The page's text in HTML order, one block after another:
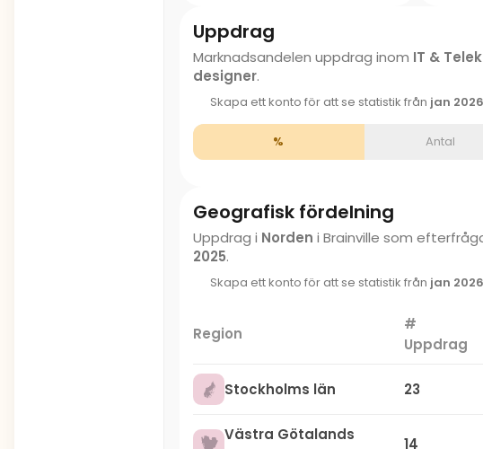
Uppdrag
Marknadsandelen uppdrag inom IT &
designer.
Skapa ett konto för att se statistik från jan
% Antal
Geografisk fördelning
Uppdrag i Norden i Brainville som
2025.
Skapa ett konto för att se statistik från jan
Region
#
Uppdrag
Stockholms län 23
Västra Götalands
14